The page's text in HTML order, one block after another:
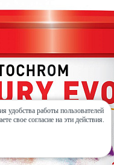
удобства работы пользователей
свое согласие на эти действия.